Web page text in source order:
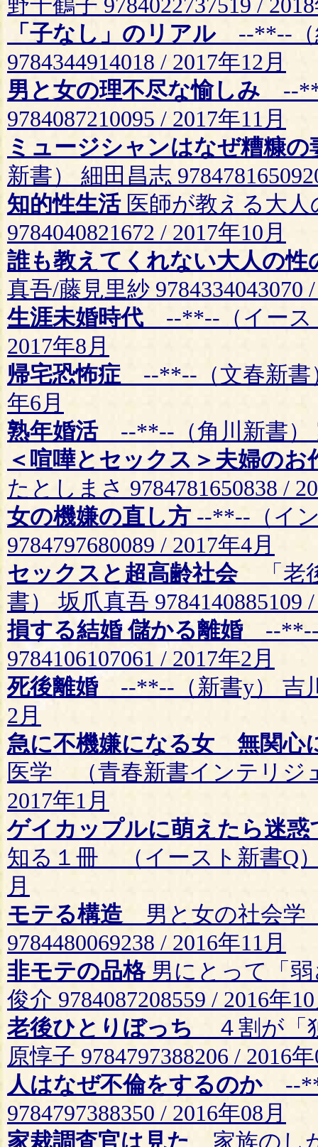
野千鶴子 9784022737519 /
「子なし」のリアル--**--（
9784344914018 / 2017年12月
男と女の理不尽な愉しみ --
9784087210095 / 2017年11月
ミュージシャンはなぜ糟糠
新書） 細田昌志
知的性生活医師が教える大
9784040821672 / 2017年10月
誰も教えてくれない大人の性
真吾/藤見里紗 9784334043070
生涯未婚時代--**--（イースト
2017年8月
帰宅恐怖症--**--（文春新書）
年6月
熟年婚活--**--（角川新書）
＜喧嘩とセックス＞夫婦のお
たとしまさ 9784781650838 /
女の機嫌の直し方 --**--（イ
9784797680089 / 2017年4月
セックスと超高齢社会「老
書） 坂爪真吾 9784140885109
損する結婚 儲かる離婚--**--
9784106107061 / 2017年2月
死後離婚--**--（新書y） 吉川
2月
急に不機嫌になる女 無関心
医学 （青春新書インテリジ
2017年1月
ゲイカップルに萌えたら迷惑
知る１冊 （イースト新書Q）
月
モテる構造男と女の社会学
9784480069238 / 2016年11月
非モテの品格男にとって「
俊介 9784087208559 / 2016年
老後ひとりぼっち ４割が「
原惇子 9784797388206 / 2016
人はなぜ不倫をするのか --
9784797388350 / 2016年08月
家裁調査官は見た 家族のし